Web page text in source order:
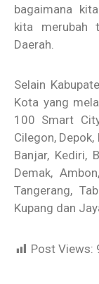
bagaimana
kita merubah
Daerah.
Selain
Kota yang
100 Smart
Cilegon,
Banjar, Kediri,
Demak,
Tangerang,
Kupang dan
Post Views: